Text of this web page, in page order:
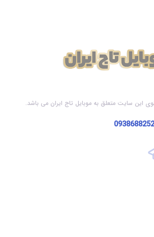
این سایت متعلق به موبایل تاج ایران می باشد.